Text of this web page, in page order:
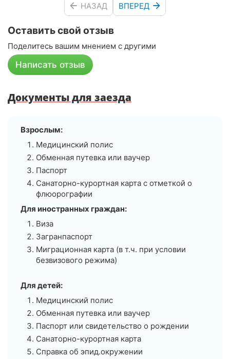
НАЗАД ВПЕРЕД
Оставить свой отзыв
Поделитесь вашим мнением с другими
Написать отзыв
Документы для заезда
Взрослым:
Медицинский полис
Обменная путевка или ваучер
Паспорт
Санаторно-курортная карта с отметкой о
флюорографии
Для иностранных граждан:
Виза
Загранпаспорт
Миграционная карта (в т.ч. при условии
безвизового режима)
Для детей:
Медицинский полис
Обменная путевка или ваучер
Паспорт или свидетельство о рождении
Санаторно-курортная карта
Справка об эпид.окружении